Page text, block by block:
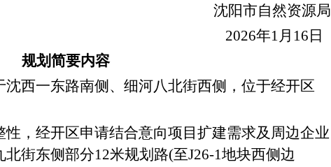
沈阳市自然资源局
2026年1月 16 日
规划简要内容
西一东路南侧、细河八北街西侧，位于经开区
，经开区申请结合意向项目扩建需求及周边企业
北街东侧部分12米规划路(至J26-1地块西侧边